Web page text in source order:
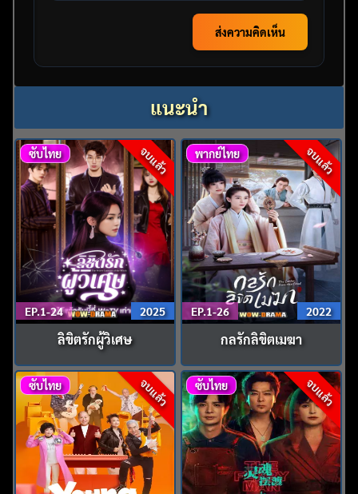
ส่งความคิดเห็น
แนะนำ
จบแล้ว
ซับไทย
EP.1-24 2025
ลิขิตรักผู้วิเศษ
จบแล้ว
พากย์ไทย
EP.1-26 2022
กลรักลิขิตเมฆา
จบแล้ว
ซับไทย จบแล้ว
ซับไทย